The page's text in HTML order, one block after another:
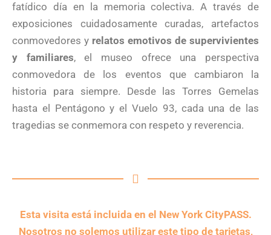
fatídico día en la memoria colectiva. A través de
exposiciones cuidadosamente curadas, artefactos
conmovedores y relatos emotivos de supervivientes
y familiares, el museo ofrece una perspectiva
conmovedora de los eventos que cambiaron la
historia para siempre. Desde las Torres Gemelas
hasta el Pentágono y el Vuelo 93, cada una de las
tragedias se conmemora con respeto y reverencia.
Esta visita está incluida en el New York CityPASS.
Nosotros no solemos utilizar este tipo de tarjetas,